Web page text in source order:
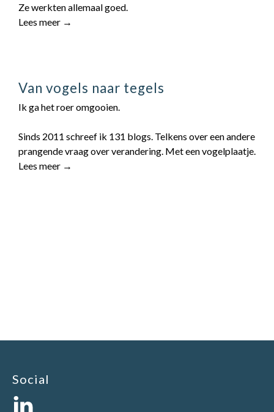
Ze werkten allemaal goed.
Lees meer →
Van vogels naar tegels
Ik ga het roer omgooien.
Sinds 2011 schreef ik 131 blogs. Telkens over een andere
prangende vraag over verandering. Met een vogelplaatje.
Lees meer →
Social